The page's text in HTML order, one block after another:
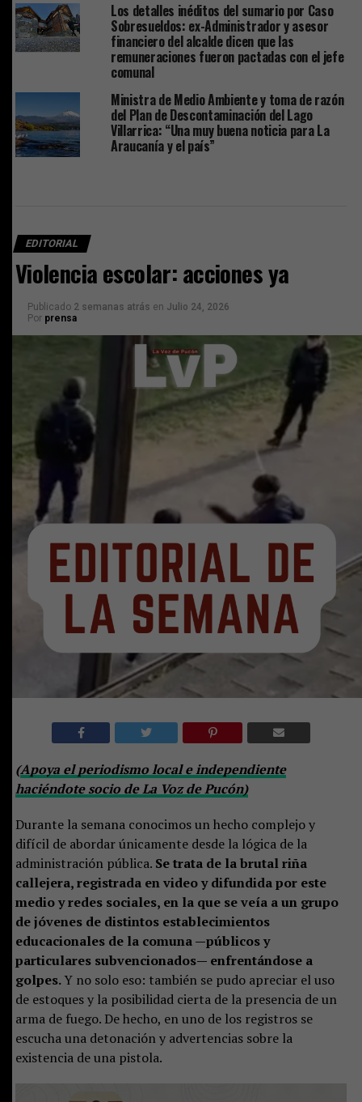
Los detalles inéditos del sumario por Caso
Sobresueldos: ex-Administrador y asesor
financiero del alcalde dicen que las
remuneraciones fueron pactadas con el jefe
comunal
Ministra de Medio Ambiente y toma de razón
del Plan de Descontaminación del Lago
Villarrica: “Una muy buena noticia para La
Araucanía y el país”
EDITORIAL
Violencia escolar: acciones ya
Publicado 2 semanas atrás en Julio 24, 2026
Por prensa
(Apoya el periodismo local e independiente
haciéndote socio de La Voz de Pucón)
Durante la semana conocimos un hecho complejo y
difícil de abordar únicamente desde la lógica de la
administración pública. Se trata de la brutal riña
callejera, registrada en video y difundida por este
medio y redes sociales, en la que se veía a un grupo
de jóvenes de distintos establecimientos
educacionales de la comuna —públicos y
particulares subvencionados— enfrentándose a
golpes.Y no solo eso: también se pudo apreciar el uso
de estoques y la posibilidad cierta de la presencia de un
arma de fuego. De hecho, en uno de los registros se
escucha una detonación y advertencias sobre la
existencia de una pistola.